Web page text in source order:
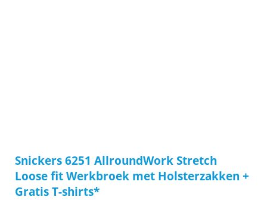
Snickers 6251 AllroundWork Stretch
Loose fit Werkbroek met Holsterzakken +
Gratis T-shirts*